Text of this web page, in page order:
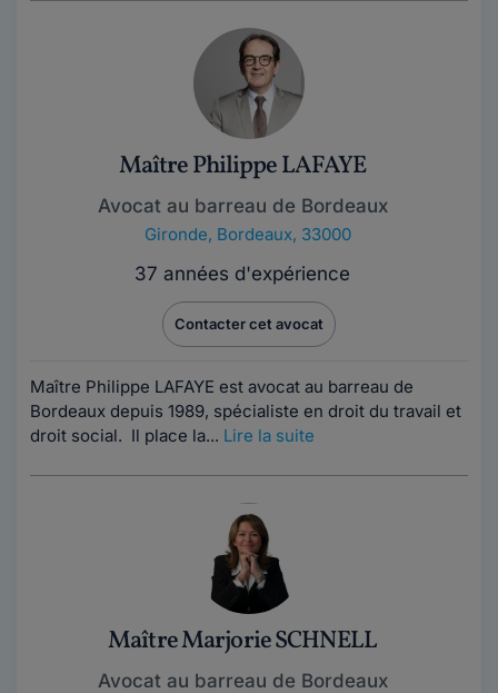
Maître Philippe LAFAYE
Avocat au barreau de Bordeaux
Gironde, Bordeaux, 33000
37 années d'expérience
Contacter cet avocat
Maître Philippe LAFAYE est avocat au barreau de
Bordeaux depuis 1989, spécialiste en droit du travail et
droit social. Il place la... Lire la suite
Maître Marjorie SCHNELL
Avocat au barreau de Bordeaux